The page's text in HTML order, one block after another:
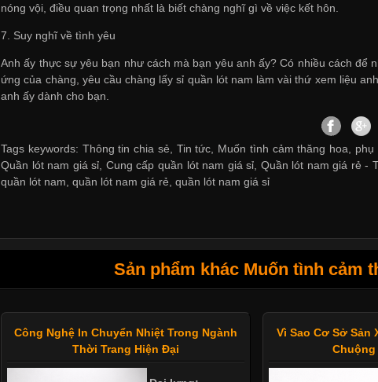
nóng vội, điều quan trọng nhất là biết chàng nghĩ gì về việc kết hôn.
7. Suy nghĩ về tình yêu
Anh ấy thực sự yêu bạn như cách mà bạn yêu anh ấy? Có nhiều cách
ứng của chàng, yêu cầu chàng lấy sỉ quần lót nam làm vài thứ xem liệu
anh ấy dành cho bạn.
Tags keywords: Thông tin chia sẻ, Tin tức, Muốn tình cảm thăng hoa,
Quần lót nam giá sỉ Cung cấp quần lót nam giá sỉ Quần lót nam giá rẻ -
quần lót nam ,quần lót nam giá rẻ ,quần lót nam giá sỉ
Sản phẩm khác Muốn tình cảm
Công Nghệ In Chuyển Nhiệt Trong Ngành
Thời Trang Hiện Đại
Vì Sao Cơ Sở Sản
Chuộng